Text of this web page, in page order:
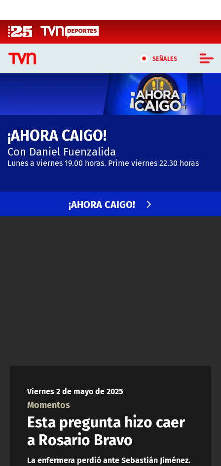
SEÑALES
CASTING MASTERCHEF CHILE
CASTING TVN VERTICAL
TVN VERTICAL
TVN PLAY
¡AHORA CAIGO!
Con Daniel Fuenzalida
Lunes a viernes 19.00 horas. Prime viernes 22.30 horas
¡AHORA CAIGO!
Viernes 2 de mayo de 2025
Momentos
Esta pregunta hizo caer
a Rosario Bravo
La enfermera perdió ante Sebastián Jiménez.